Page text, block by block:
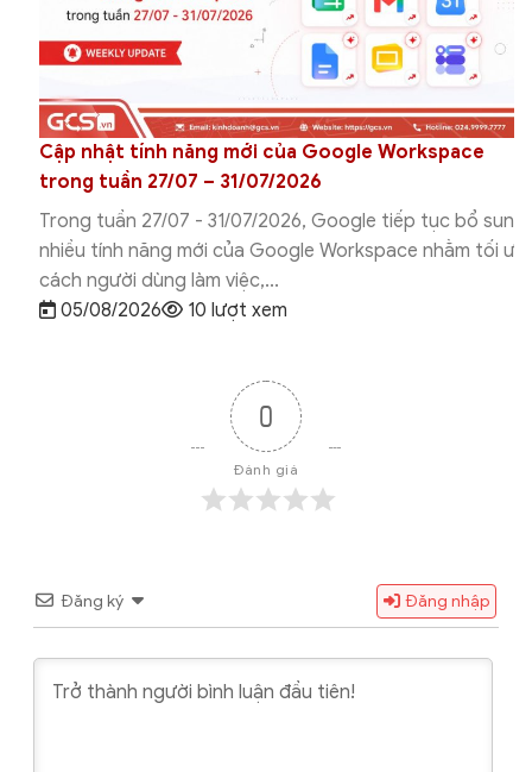
Cập nhật tính năng mới của Google Workspace
trong tuần 27/07 – 31/07/2026
Trong tuần 27/07 - 31/07/2026, Google tiếp tục bổ sung
nhiều tính năng mới của Google Workspace nhằm tối ưu
cách người dùng làm việc,...
05/08/2026
10 lượt xem
0
Đánh giá
Đăng ký Đăng nhập